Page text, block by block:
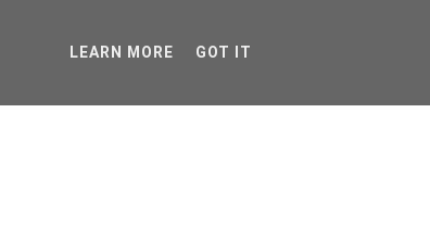
LEARN MORE GOT IT